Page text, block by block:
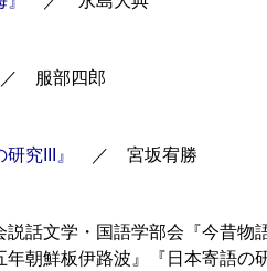
服部四郎
究III』
／ 宮坂宥勝
説話文学・国語学部会『今昔
年朝鮮板伊路波』『日本寄語